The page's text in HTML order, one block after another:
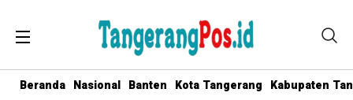
Beranda Nasional Banten Kota Tangerang Kabupaten